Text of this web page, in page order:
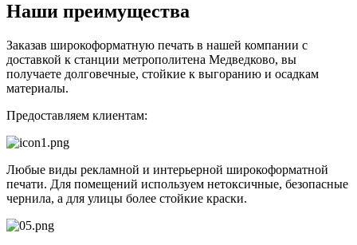
Наши преимущества
Заказав широкоформатную печать в нашей компании с
доставкой к станции метрополитена Медведково, вы
получаете долговечные, стойкие к выгоранию и осадкам
материалы.
Предоставляем клиентам:
Любые виды рекламной и интерьерной широкоформатной
печати. Для помещений используем нетоксичные, безопасные
чернила, а для улицы более стойкие краски.